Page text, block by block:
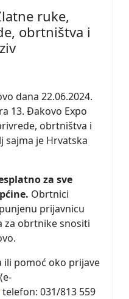
ruke,
obrtništva i
dana 22.06.2024.
13. Đakovo Expo
obrtništva i
sajma je Hrvatska
za sve
Obrtnici
prijavnicu
za obrtnike snositi
ili pomoć oko prijave
telefon: 031/813 559